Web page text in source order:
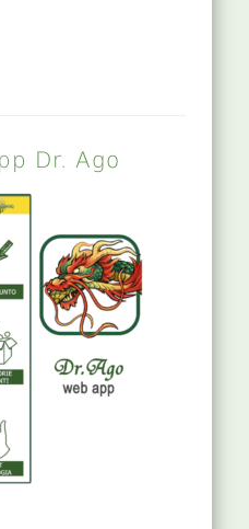
Dr. Ago